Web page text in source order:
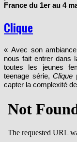
France du 1er au 4
Clique
« Avec son
nous fait entrer dans
toutes les jeunes
teenage série,Clique
capter la complexité